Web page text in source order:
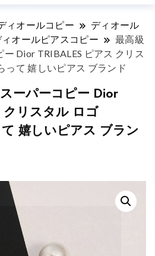
ィオールコピー
ディオール
ィオールピアスコピー
最高級
Dior TRIBALES ピアス クリス
って 嬉しいピアス ブランド
ーパーコピー Dior
クリスタル ロゴ
嬉しいピアス ブラン